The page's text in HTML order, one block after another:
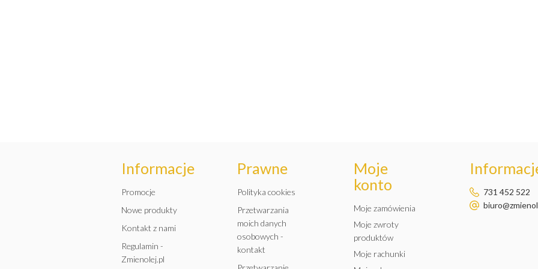
Informacje
Promocje
Nowe produkty
Kontakt z nami
Regulamin -
Zmienolej.pl
Prawne
Polityka cookies
Przetwarzania
moich danych
osobowych -
kontakt
Moje
konto
Moje zamówienia
Moje zwroty
produktów
Moje rachunki
731 452 522